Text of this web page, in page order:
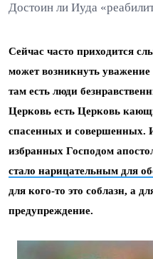
Достоин ли Иуда
Сейчас часто приходится
может возникнуть
там есть люди
Церковь есть Церковь
спасенных и совершенных.
избранных Господом
стало нарицательным для
для кого-то это соблазн, а
предупреждение.